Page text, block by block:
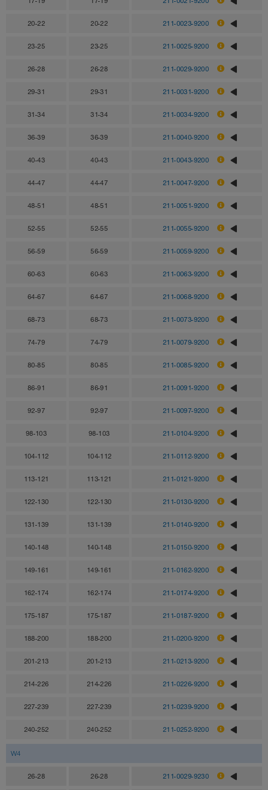
20-22 20-22 211-0023-9200
23-25 23-25 211-0025-9200
26-28 26-28 211-0029-9200
29-31 29-31 211-0031-9200
31-34 31-34 211-0034-9200
36-39 36-39 211-0040-9200
40-43 40-43 211-0043-9200
44-47 44-47 211-0047-9200
48-51 48-51 211-0051-9200
52-55 52-55 211-0055-9200
56-59 56-59 211-0059-9200
60-63 60-63 211-0063-9200
64-67 64-67 211-0068-9200
68-73 68-73 211-0073-9200
74-79 74-79 211-0079-9200
80-85 80-85 211-0085-9200
86-91 86-91 211-0091-9200
92-97 92-97 211-0097-9200
98-103 98-103 211-0104-9200
104-112 104-112 211-0112-9200
113-121 113-121 211-0121-9200
122-130 122-130 211-0130-9200
131-139 131-139 211-0140-9200
140-148 140-148 211-0150-9200
149-161 149-161 211-0162-9200
162-174 162-174 211-0174-9200
175-187 175-187 211-0187-9200
188-200 188-200 211-0200-9200
201-213 201-213 211-0213-9200
214-226 214-226 211-0226-9200
227-239 227-239 211-0239-9200
240-252 240-252 211-0252-9200
W4
26-28 26-28 211-0029-9230